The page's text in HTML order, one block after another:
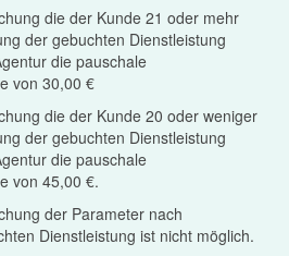
die der Kunde 21 oder mehr
der gebuchten Dienstleistung
die pauschale
von 30,00 €
die der Kunde 20 oder weniger
der gebuchten Dienstleistung
die pauschale
von 45,00 €.
der Parameter nach
Dienstleistung ist nicht möglich.